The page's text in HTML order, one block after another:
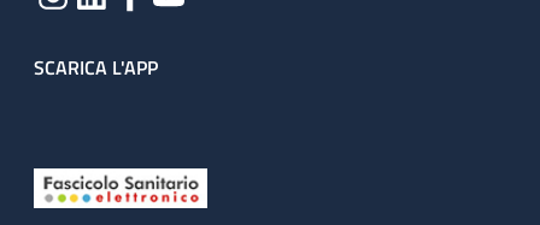
SCARICA L'APP